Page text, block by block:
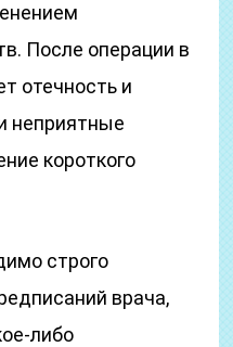
После операции в
отечность и
неприятные
короткого
строго
врача,
либо